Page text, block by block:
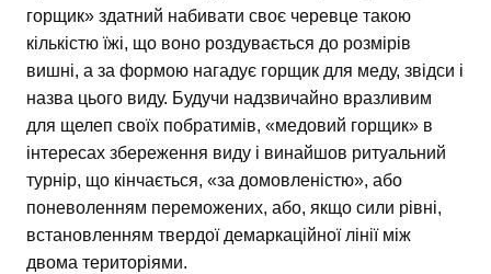
горщик» здатний набивати своє черевце такою
кількістю їжі, що воно роздувається до розмірів
вишні, а за формою нагадує горщик для меду, звідси і
назва цього виду. Будучи надзвичайно вразливим
для щелеп своїх побратимів, «медовий горщик» в
інтересах збереження виду і винайшов ритуальний
турнір, що кінчається, «за домовленістю», або
поневоленням переможених, або, якщо сили рівні,
встановленням твердої демаркаційної лінії між
двома територіями.